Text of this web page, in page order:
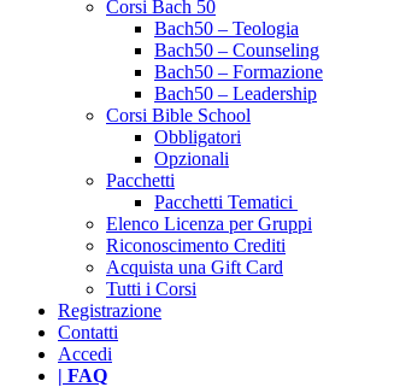
Corsi Bach 50
Bach50 – Teologia
Bach50 – Counseling
Bach50 – Formazione
Bach50 – Leadership
Corsi Bible School
Obbligatori
Opzionali
Pacchetti
Pacchetti Tematici
Elenco Licenza per Gruppi
Riconoscimento Crediti
Acquista una Gift Card
Tutti i Corsi
Registrazione
Contatti
Accedi
| FAQ